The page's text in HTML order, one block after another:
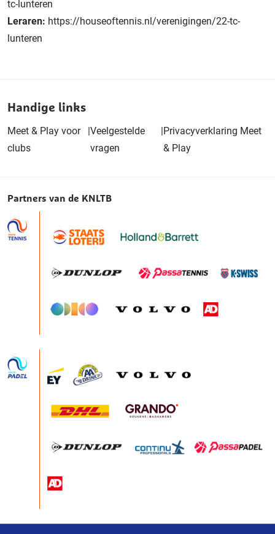
tc-lunteren
Leraren: https://houseoftennis.nl/verenigingen/22-tc-
lunteren
Handige links
Meet & Play voor
clubs
|Veelgestelde
vragen
|Privacyverklaring Meet
& Play
Partners van de KNLTB